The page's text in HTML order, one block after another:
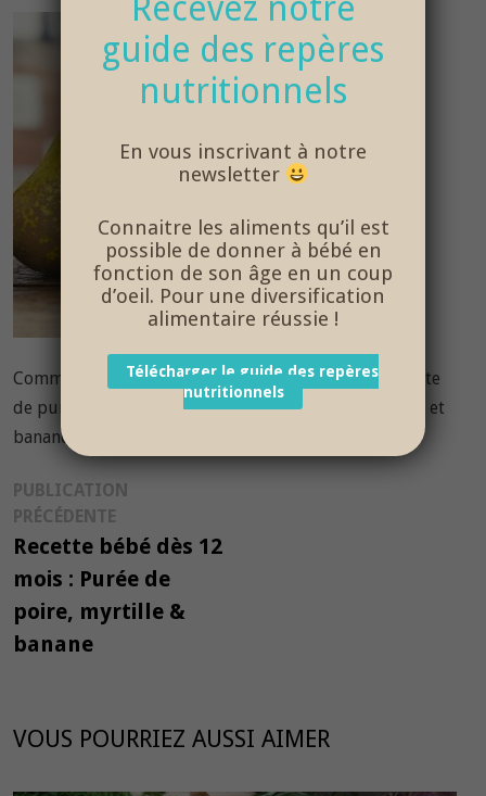
Comme des Papas vous propose une délicieuse recette
de purée maison bébé aux fruits d’été poire myrtille et
banane, facile à réaliser – âge 12 mois et plus
Navigation
de
l’article
PUBLICATION
PRÉCÉDENTE
précédente :
Recette bébé dès 12
mois : Purée de
poire, myrtille &
banane
VOUS POURRIEZ AUSSI AIMER
guide des repères
nutritionnels
En vous inscrivant à notre
newsletter
Connaitre les aliments qu’il est
possible de donner à bébé en
fonction de son âge en un coup
d’oeil. Pour une diversification
alimentaire réussie !
Télécharger le guide des repères
nutritionnels